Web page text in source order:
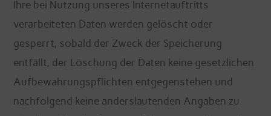
Ihre bei Nutzung unseres Internetauftritts
verarbeiteten Daten werden gelöscht oder
gesperrt, sobald der Zweck der Speicherung
entfällt, der Löschung der Daten keine gesetzlichen
Aufbewahrungspflichten entgegenstehen und
nachfolgend keine anderslautenden Angaben zu